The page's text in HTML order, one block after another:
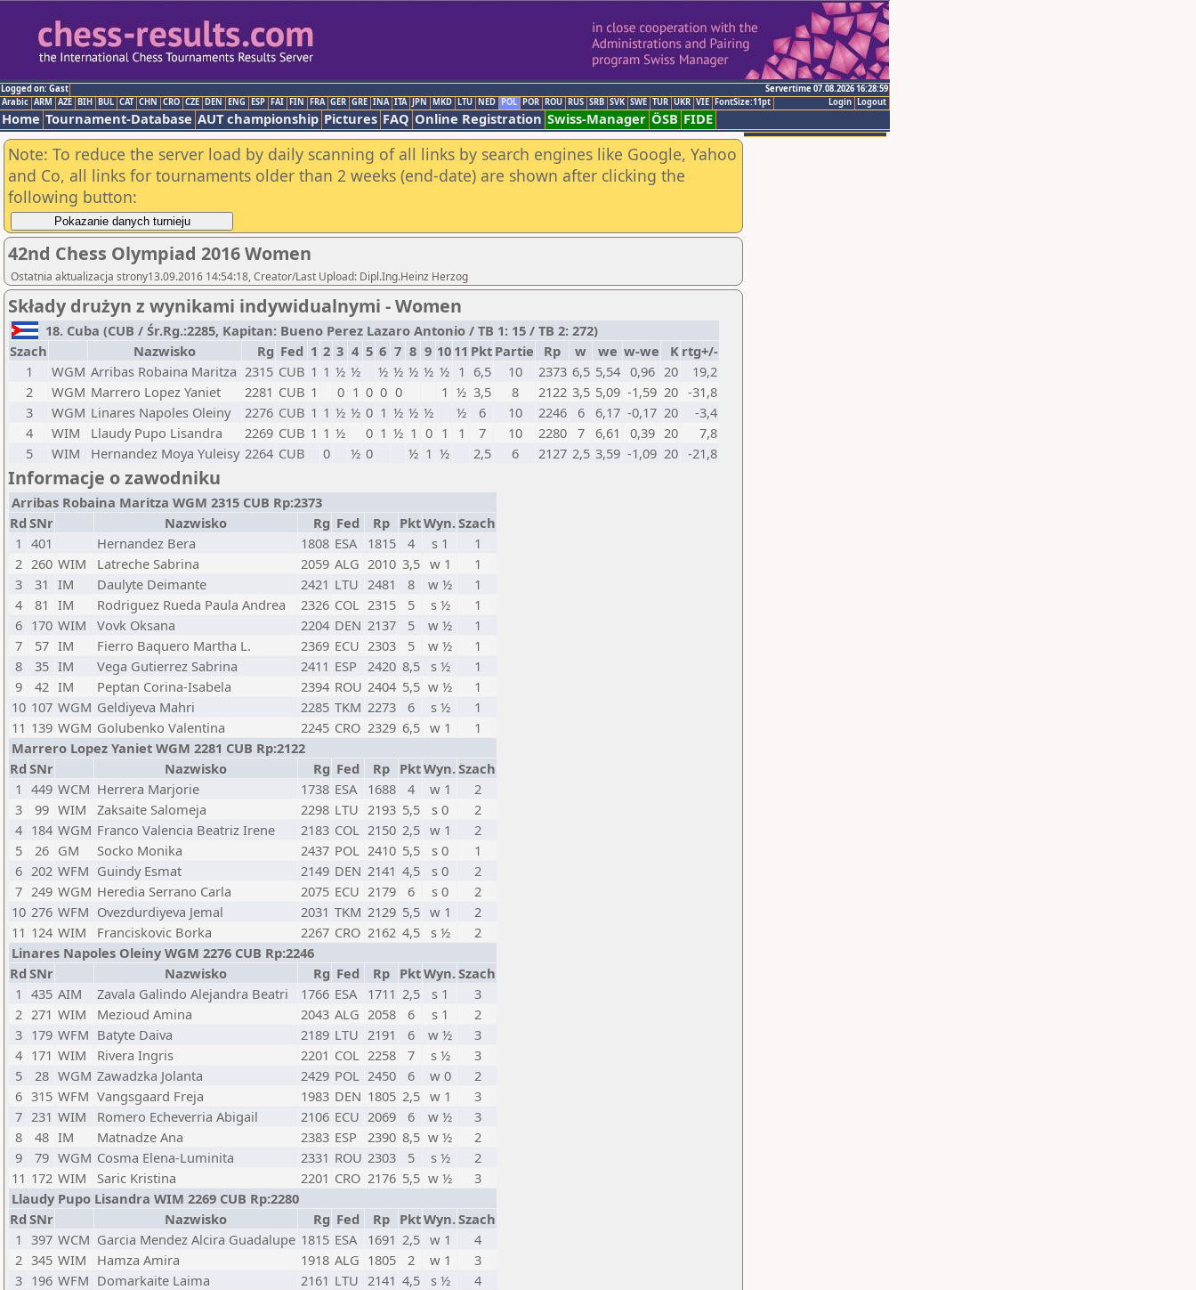
Logged on: Gast
Servertime 07.08.2026 16:28:59
Logout
Login
Arabic ARM AZE BIH BUL CAT CHN CRO CZE DEN ENG ESP FAI FIN FRA GER GRE INA ITA JPN MKD LTU NED POL POR ROU RUS SRB SVK SWE TUR UKR VIE FontSize:11pt
Home Tournament-Database AUT championship Pictures FAQ Online Registration Swiss-Manager ÖSB FIDE
Note: To reduce the server load by daily scanning of all links by search engines like Google, Yahoo
and Co, all links for tournaments older than 2 weeks (end-date) are shown after clicking the
following button:
42nd Chess Olympiad 2016 Women
Ostatnia aktualizacja strony13.09.2016 14:54:18, Creator/Last Upload: Dipl.Ing.Heinz Herzog
Składy drużyn z wynikami indywidualnymi - Women
18. Cuba (CUB / Śr.Rg.:2285, Kapitan: Bueno Perez Lazaro Antonio / TB 1: 15 / TB 2: 272)
Szach
Nazwisko Rg Fed 1 2 3 4 5 6 7 8 9 10 11 Pkt Partie Rp w we w-we K rtg+/-
1
WGM Arribas Robaina Maritza 2315 CUB 1 1 ½ ½ ½ ½ ½ ½ ½ 1 6,5 10 2373 6,5 5,54 0,96 20
19,2
2
WGM Marrero Lopez Yaniet 2281 CUB 1 0 1 0 0 0 1 ½ 3,5 8 2122 3,5 5,09 -1,59 20 -31,8
3
WGM Linares Napoles Oleiny 2276 CUB 1 1 ½ ½ 0 1 ½ ½ ½ ½ 6 10 2246 6 6,17 -0,17 20
-3,4
4
WIM Llaudy Pupo Lisandra 2269 CUB 1 1 ½ 0 1 ½ 1 0 1 1 7 10 2280 7 6,61 0,39 20
7,8
5
WIM Hernandez Moya Yuleisy 2264 CUB 0 ½ 0 ½ 1 ½ 2,5 6 2127 2,5 3,59 -1,09 20 -21,8
Informacje o zawodniku
Arribas Robaina Maritza WGM 2315 CUB Rp:2373
Rd SNr Nazwisko Rg Fed Rp PktWyn.Szach
1 401 Hernandez Bera 1808 ESA 1815 4 s 1
1
2 260 WIM Latreche Sabrina 2059 ALG 2010 3,5 w 1
1
3
31 IM Daulyte Deimante 2421 LTU 2481 8 w ½
1
4
81 IM Rodriguez Rueda Paula Andrea 2326 COL 2315 5 s ½
1
6 170 WIM Vovk Oksana 2204 DEN 2137 5 w ½
1
7
57 IM Fierro Baquero Martha L. 2369 ECU 2303 5 w ½
1
8
35 IM Vega Gutierrez Sabrina 2411 ESP 2420 8,5 s ½
1
9
42 IM Peptan Corina-Isabela 2394 ROU 2404 5,5 w ½
1
10 107 WGM Geldiyeva Mahri 2285 TKM 2273 6 s ½
1
11 139 WGM Golubenko Valentina 2245 CRO 2329 6,5 w 1
1
Marrero Lopez Yaniet WGM 2281 CUB Rp:2122
Rd SNr Nazwisko Rg Fed Rp PktWyn.Szach
1 449 WCM Herrera Marjorie 1738 ESA 1688 4 w 1
2
3
99 WIM Zaksaite Salomeja 2298 LTU 2193 5,5 s 0
2
4 184 WGM Franco Valencia Beatriz Irene 2183 COL 2150 2,5 w 1
2
5
26 GM Socko Monika 2437 POL 2410 5,5 s 0
1
6 202 WFM Guindy Esmat 2149 DEN 2141 4,5 s 0
2
7 249 WGM Heredia Serrano Carla 2075 ECU 2179 6 s 0
2
10 276 WFM Ovezdurdiyeva Jemal 2031 TKM 2129 5,5 w 1
2
11 124 WIM Franciskovic Borka 2267 CRO 2162 4,5 s ½
2
Linares Napoles Oleiny WGM 2276 CUB Rp:2246
Rd SNr Nazwisko Rg Fed Rp PktWyn.Szach
1 435 AIM Zavala Galindo Alejandra Beatri 1766 ESA 1711 2,5 s 1
3
2 271 WIM Mezioud Amina 2043 ALG 2058 6 s 1
2
3 179 WFM Batyte Daiva 2189 LTU 2191 6 w ½
3
4 171 WIM Rivera Ingris 2201 COL 2258 7 s ½
3
5
28 WGM Zawadzka Jolanta 2429 POL 2450 6 w 0
2
6 315 WFM Vangsgaard Freja 1983 DEN 1805 2,5 w 1
3
7 231 WIM Romero Echeverria Abigail 2106 ECU 2069 6 w ½
3
8
48 IM Matnadze Ana 2383 ESP 2390 8,5 w ½
2
9
79 WGM Cosma Elena-Luminita 2331 ROU 2303 5 s ½
2
11 172 WIM Saric Kristina 2201 CRO 2176 5,5 w ½
3
Llaudy Pupo Lisandra WIM 2269 CUB Rp:2280
Rd SNr Nazwisko Rg Fed Rp PktWyn.Szach
1 397 WCM Garcia Mendez Alcira Guadalupe 1815 ESA 1691 2,5 w 1
4
2 345 WIM Hamza Amira 1918 ALG 1805 2 w 1
3
3 196 WFM Domarkaite Laima 2161 LTU 2141 4,5 s ½
4